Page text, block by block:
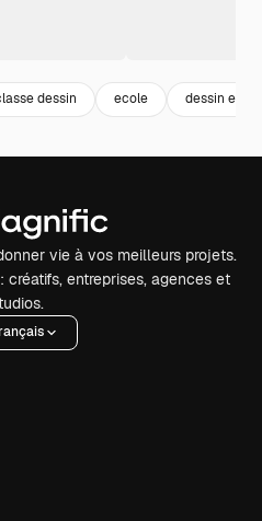
dessin ecole dessin ecole
vie à vos meilleurs projets.
créatifs, entreprises, agences et